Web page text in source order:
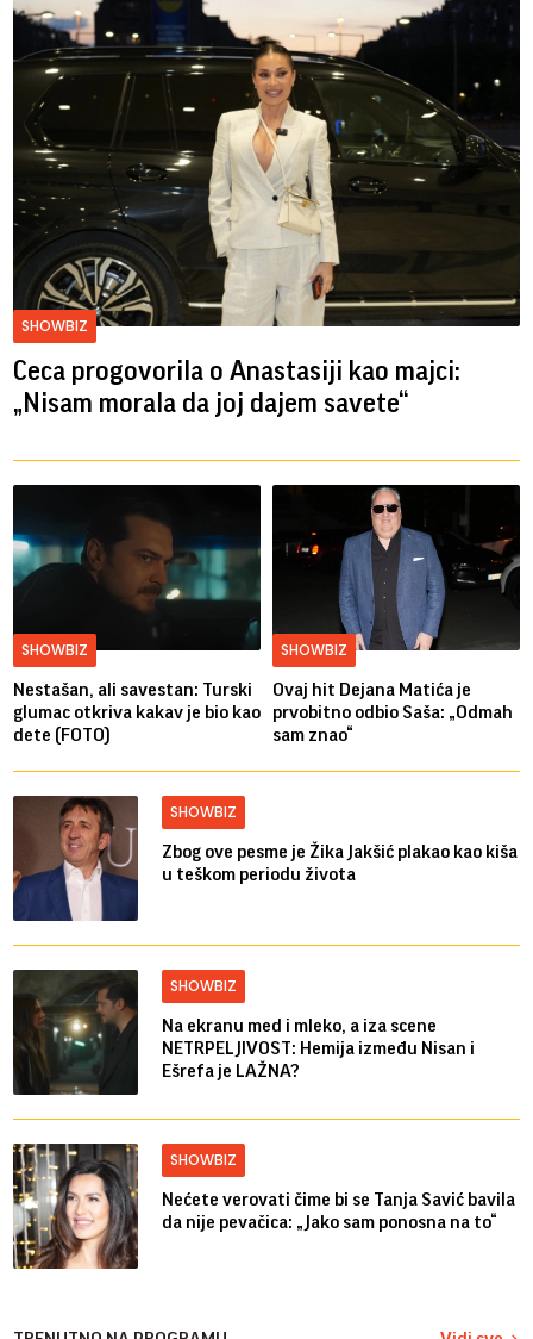
SHOWBIZ
Ceca progovorila o Anastasiji kao majci:
„Nisam morala da joj dajem savete“
SHOWBIZ
Nestašan, ali savestan: Turski
glumac otkriva kakav je bio kao
dete (FOTO)
SHOWBIZ
Ovaj hit Dejana Matića je
prvobitno odbio Saša: „Odmah
sam znao“
SHOWBIZ
Zbog ove pesme je Žika Jakšić plakao kao kiša
u teškom periodu života
SHOWBIZ
Na ekranu med i mleko, a iza scene
NETRPELJIVOST: Hemija između Nisan i
Ešrefa je LAŽNA?
SHOWBIZ
Nećete verovati čime bi se Tanja Savić bavila
da nije pevačica: „Jako sam ponosna na to“